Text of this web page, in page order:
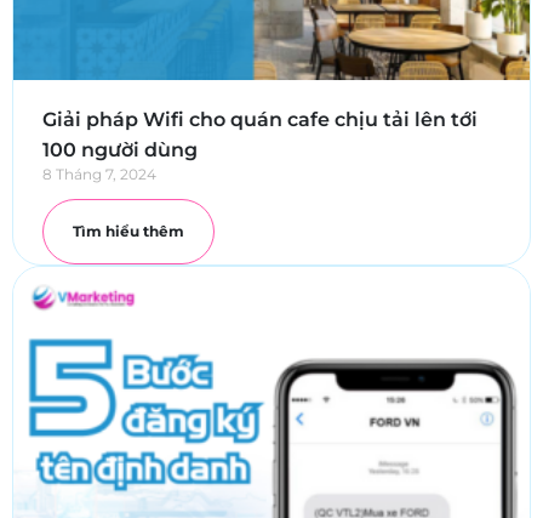
Giải pháp Wifi cho quán cafe chịu tải lên tới
100 người dùng
8 Tháng 7, 2024
Tìm hiểu thêm